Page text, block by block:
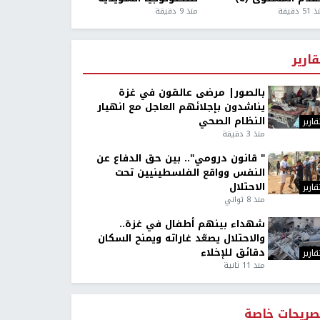
منذ 9 دقيقة
بالصور| مرضى عالقون في غزة
يناشدون بإجلائهم العاجل مع انهيار
النظام الصحي
منذ 3 دقيقة
" قانون درومي".. بين حق الدفاع عن
النفس وواقع الفلسطينيين تحت
الاحتلال
منذ 8 ثواني
شهداء بينهم أطفال في غزة..
والاحتلال يصعّد غاراته ويمنح السكان
دقائق للإخلاء
منذ 11 ثانية
خاصة